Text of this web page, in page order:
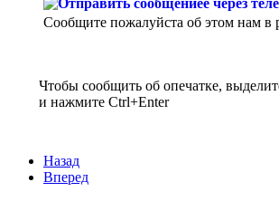
Сообщите пожалуйста об этом нам в
Чтобы сообщить об опечатке,
и нажмите Ctrl+Enter
Назад
Вперед